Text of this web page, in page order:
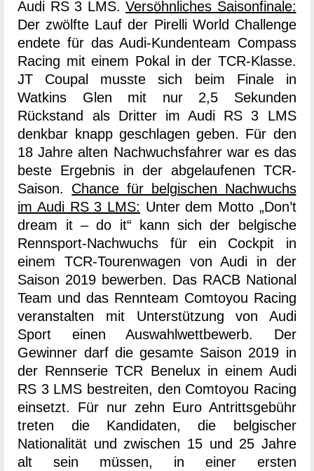
Audi RS 3 LMS.Versöhnliches Saisonfinale:
Der zwölfte Lauf der Pirelli World Challenge
endete für das Audi-Kundenteam Compass
Racing mit einem Pokal in der TCR-Klasse.
JT Coupal musste sich beim Finale in
Watkins Glen mit nur 2,5 Sekunden
Rückstand als Dritter im Audi RS 3 LMS
denkbar knapp geschlagen geben. Für den
18 Jahre alten Nachwuchsfahrer war es das
beste Ergebnis in der abgelaufenen TCR-
Saison. Chance für belgischen Nachwuchs
im Audi RS 3 LMS: Unter dem Motto „Don’t
dream it – do it“ kann sich der belgische
Rennsport-Nachwuchs für ein Cockpit in
einem TCR-Tourenwagen von Audi in der
Saison 2019 bewerben. Das RACB National
Team und das Rennteam Comtoyou Racing
veranstalten mit Unterstützung von Audi
Sport einen Auswahlwettbewerb. Der
Gewinner darf die gesamte Saison 2019 in
der Rennserie TCR Benelux in einem Audi
RS 3 LMS bestreiten, den Comtoyou Racing
einsetzt. Für nur zehn Euro Antrittsgebühr
treten die Kandidaten, die belgischer
Nationalität und zwischen 15 und 25 Jahre
alt sein müssen, in einer ersten